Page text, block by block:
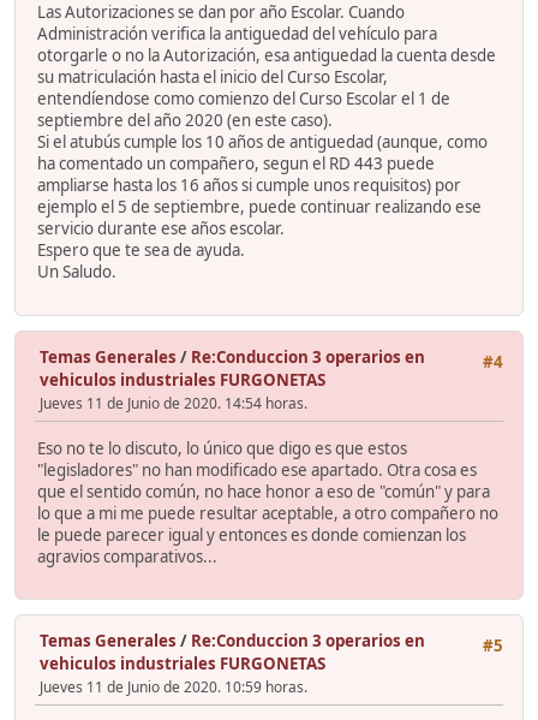
Las Autorizaciones se dan por año Escolar. Cuando
Administración verifica la antiguedad del vehículo para
otorgarle o no la Autorización, esa antiguedad la cuenta desde
su matriculación hasta el inicio del Curso Escolar,
entendíendose como comienzo del Curso Escolar el 1 de
septiembre del año 2020 (en este caso).
Si el atubús cumple los 10 años de antiguedad (aunque, como
ha comentado un compañero, segun el RD 443 puede
ampliarse hasta los 16 años si cumple unos requisitos) por
ejemplo el 5 de septiembre, puede continuar realizando ese
servicio durante ese años escolar.
Espero que te sea de ayuda.
Un Saludo.
#4
Temas Generales / Re:Conduccion 3 operarios en
vehiculos industriales FURGONETAS
Jueves 11 de Junio de 2020. 14:54 horas.
Eso no te lo discuto, lo único que digo es que estos
"legisladores" no han modificado ese apartado. Otra cosa es
que el sentido común, no hace honor a eso de "común" y para
lo que a mi me puede resultar aceptable, a otro compañero no
le puede parecer igual y entonces es donde comienzan los
agravios comparativos...
#5
Temas Generales / Re:Conduccion 3 operarios en
vehiculos industriales FURGONETAS
Jueves 11 de Junio de 2020. 10:59 horas.